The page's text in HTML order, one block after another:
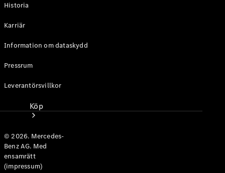
Köp
Historia
Karriär
Information om dataskydd
Pressrum
Leverantörsvillkor
© 2026. Mercedes-
Benz AG. Med
ensamrätt
(impressum)